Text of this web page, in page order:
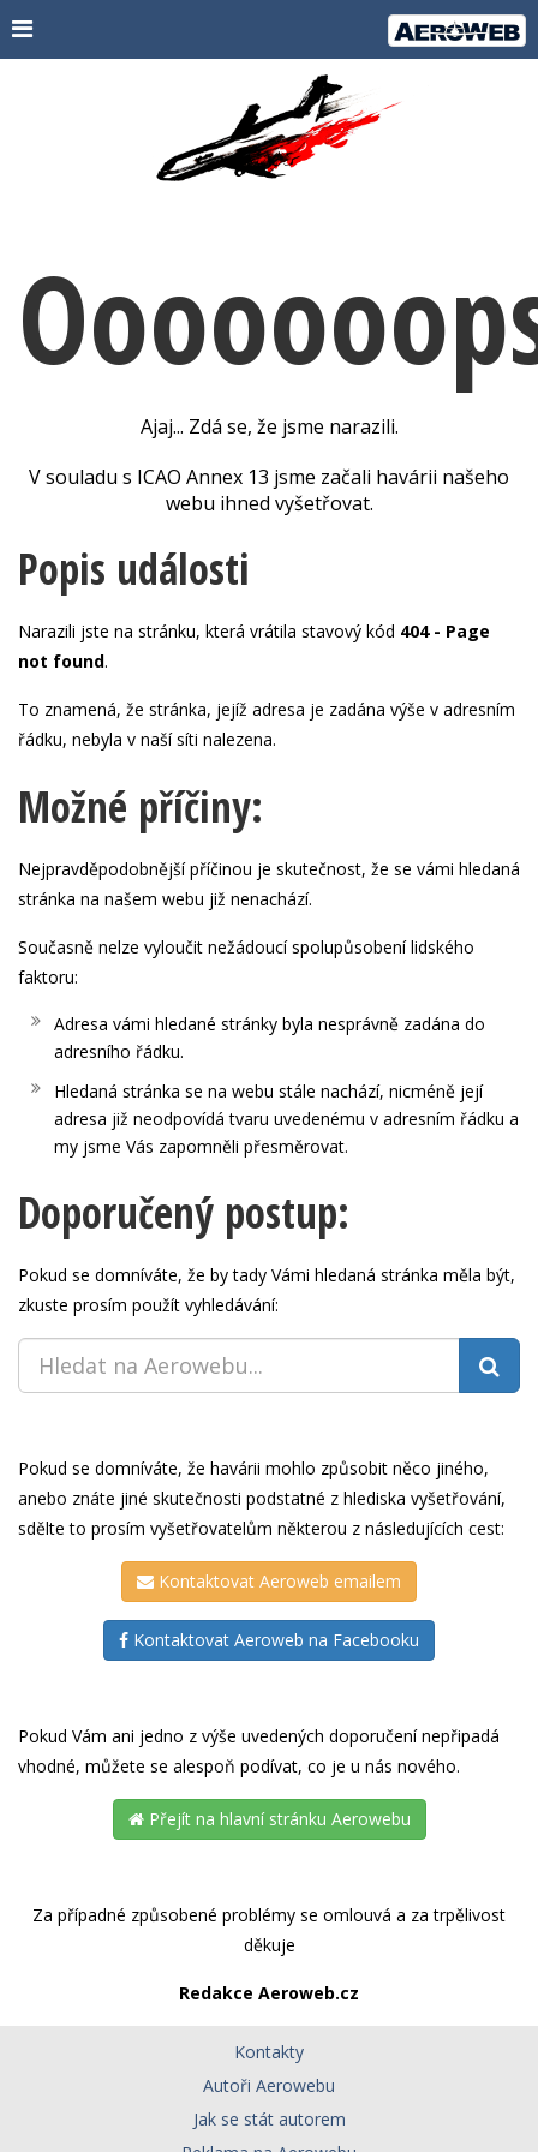
Ajaj... Zdá se, že jsme narazili.
V souladu s ICAO Annex 13 jsme začali havárii našeho
webu ihned vyšetřovat.
Popis události
Narazili jste na stránku, která vrátila stavový kód 404 - Page
not found.
To znamená, že stránka, jejíž adresa je zadána výše v adresním
řádku, nebyla v naší síti nalezena.
Možné příčiny:
Nejpravděpodobnější příčinou je skutečnost, že se vámi hledaná
stránka na našem webu již nenachází.
Současně nelze vyloučit nežádoucí spolupůsobení lidského
faktoru:
Adresa vámi hledané stránky byla nesprávně zadána do
adresního řádku.
Hledaná stránka se na webu stále nachází, nicméně její
adresa již neodpovídá tvaru uvedenému v adresním řádku a
my jsme Vás zapomněli přesměrovat.
Doporučený postup:
Pokud se domníváte, že by tady Vámi hledaná stránka měla být,
zkuste prosím použít vyhledávání:
Pokud se domníváte, že havárii mohlo způsobit něco jiného,
anebo znáte jiné skutečnosti podstatné z hlediska vyšetřování,
sdělte to prosím vyšetřovatelům některou z následujících cest:
Kontaktovat Aeroweb emailem
Kontaktovat Aeroweb na Facebooku
Pokud Vám ani jedno z výše uvedených doporučení nepřipadá
vhodné, můžete se alespoň podívat, co je u nás nového.
Přejít na hlavní stránku Aerowebu
Za případné způsobené problémy se omlouvá a za trpělivost
děkuje
Redakce Aeroweb.cz
Kontakty
Autoři Aerowebu
Jak se stát autorem